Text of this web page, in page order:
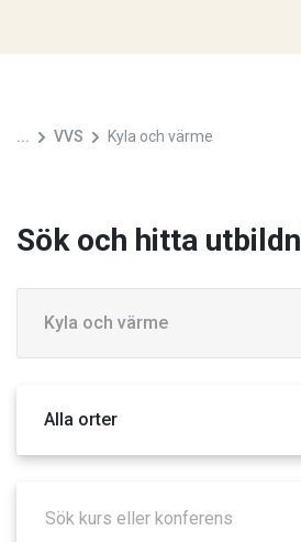
... VVS Kyla och värme
Sök och hitta